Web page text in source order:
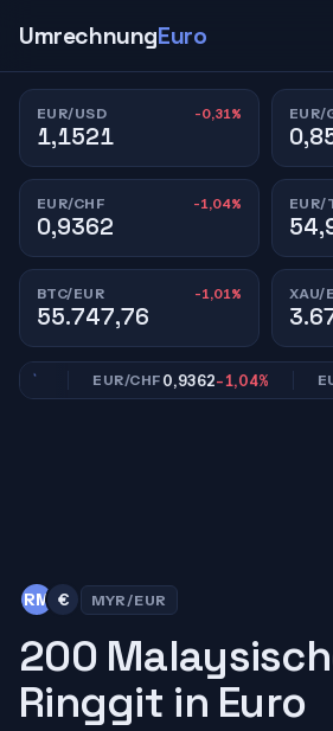
UmrechnungEuro
EUR/USD -0,31%
1,1521
EUR/
EUR/CHF -1,04%
0,9362
EUR/
BTC/EUR -1,01%
55.747,76
XAU/
EUR/CHF0,9362-1,04%
RM € MYR/EUR
200
Ringgit in Euro